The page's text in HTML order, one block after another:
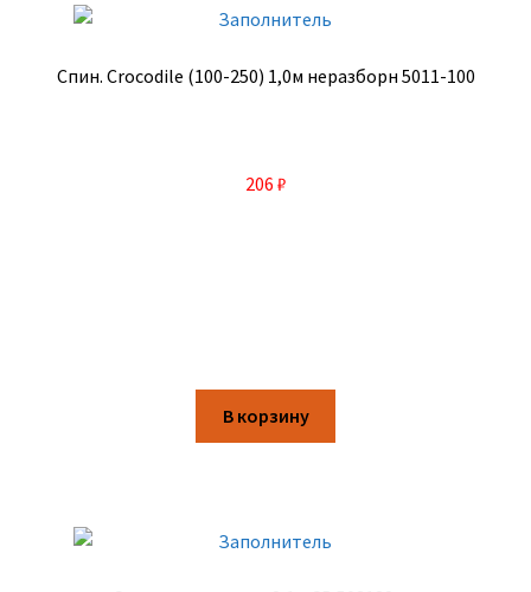
Спин. Crocodile (100-250) 1,0м неразборн 5011-100
206 ₽
В корзину